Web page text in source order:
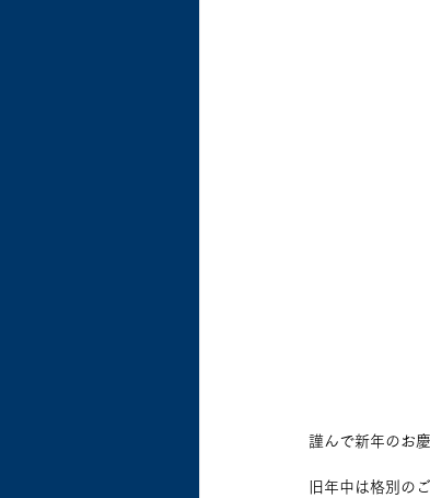
謹んで新年のお
旧年中は格別の